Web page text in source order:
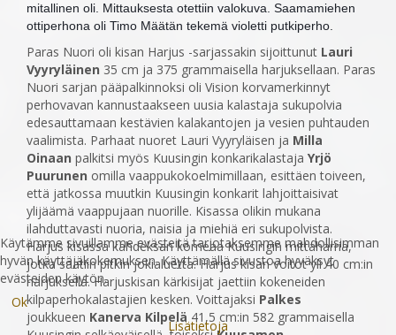
mitallinen oli. Mittauksesta otettiin valokuva. Saamamiehen
ottiperhona oli Timo Määtän tekemä violetti putkiperho.
Paras Nuori oli kisan Harjus -sarjassakin sijoittunut Lauri
Vyyryläinen 35 cm ja 375 grammaisella harjuksellaan. Paras
Nuori sarjan pääpalkinnoksi oli Vision korvamerkinnyt
perhovavan kannustaakseen uusia kalastaja sukupolvia
edesauttamaan kestävien kalakantojen ja vesien puhtauden
vaalimista. Parhaat nuoret Lauri Vyyryläisen ja Milla
Oinaan palkitsi myös Kuusingin konkarikalastaja Yrjö
Puurunen omilla vaappukokoelmimillaan, esittäen toiveen,
että jatkossa muutkin Kuusingin konkarit lahjoittaisivat
ylijäämä vaappujaan nuorille. Kisassa olikin mukana
ilahduttavasti nuoria, naisia ja miehiä eri sukupolvista.
Harjus kisassa kahdeksan komeaa Kuusingin mittaharria,
jotka saatiin pitkin jokialuetta. Harjus kisan voitot yli 40 cm:in
harjuksella. Harjuskisan kärkisijat jaettiin kokeneiden
kilpaperhokalastajien kesken. Voittajaksi Palkes
joukkueen Kanerva Kilpelä 41,5 cm:in 582 grammaisella
Käytämme sivuillamme evästeitä tarjotaksemme mahdollisimman
hyvän käyttäjäkokemuksen. Käyttämällä sivustoa hyväksyt
evästeiden käytön.
Ok
Lisätietoja